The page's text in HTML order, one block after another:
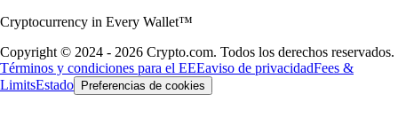
Cryptocurrency in Every Wallet™
Copyright © 2024 - 2026 Crypto.com. Todos los derechos reservados.
Términos y condiciones para el EEEaviso de privacidadFees &
LimitsEstado Preferencias de cookies